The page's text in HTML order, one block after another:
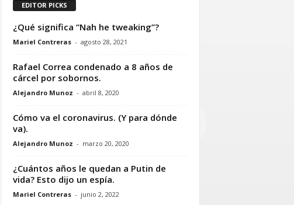
EDITOR PICKS
¿Qué significa “Nah he tweaking”?
Mariel Contreras - agosto 28, 2021
Rafael Correa condenado a 8 años de
cárcel por sobornos.
Alejandro Munoz - abril 8, 2020
Cómo va el coronavirus. (Y para dónde
va).
Alejandro Munoz - marzo 20, 2020
¿Cuántos años le quedan a Putin de
vida? Esto dijo un espía.
Mariel Contreras - junio 2, 2022